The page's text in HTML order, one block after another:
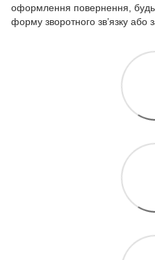
оформлення повернення, будь
форму зворотного зв’язку або